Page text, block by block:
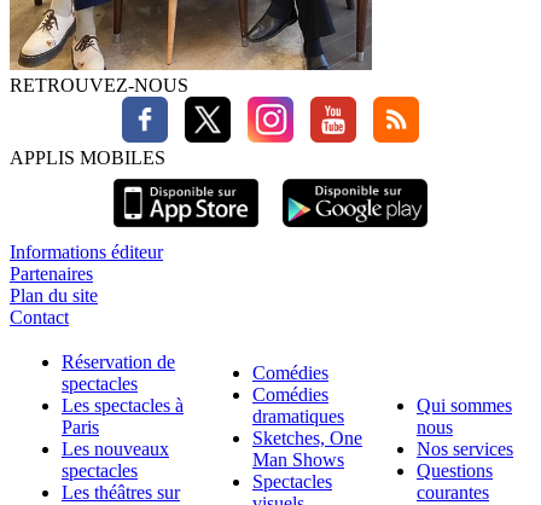
RETROUVEZ-NOUS
APPLIS MOBILES
Informations éditeur
Partenaires
Plan du site
Contact
Réservation de
spectacles
Les spectacles à
Paris
Les nouveaux
spectacles
Les théâtres sur
Comédies
Comédies
dramatiques
Sketches, One
Man Shows
Spectacles
Qui sommes
nous
Nos services
Questions
courantes